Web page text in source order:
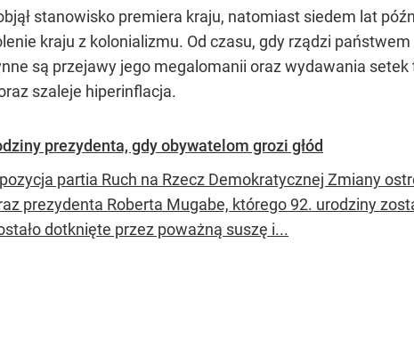
stanowisko premiera kraju, natomiast siedem lat
kraju z kolonializmu. Od czasu, gdy rządzi
są przejawy jego megalomanii oraz wydawania
szaleje hiperinflacja.
prezydenta, gdy obywatelom grozi głód
partia Ruch na Rzecz Demokratycznej Zmiany
prezydenta Roberta Mugabe, którego 92. urodziny
dotknięte przez poważną suszę i...